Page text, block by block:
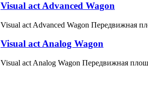
Visual act Advanced Wagon
Visual act Advanced Wagon Передвижная
Visual act Analog Wagon
Visual act Analog Wagon Передвижная